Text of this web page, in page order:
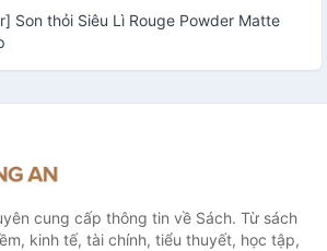
Son thỏi Siêu Lì Rouge Powder Matte
cung cấp thông tin về Sách. Từ sách
kinh tế, tài chính, tiểu thuyết, học tập,